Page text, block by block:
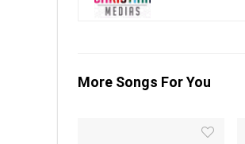
More Songs For You